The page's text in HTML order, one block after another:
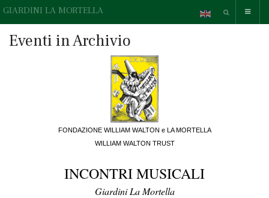
GIARDINI LA MORTELLA
Eventi in Archivio
FONDAZIONE WILLIAM WALTON e LA MORTELLA
WILLIAM WALTON TRUST
INCONTRI MUSICALI
Giardini La Mortella